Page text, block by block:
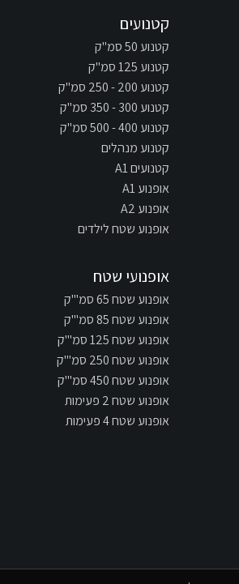
קטנועים
קטנוע 50 סמ"ק
קטנוע 125 סמ"ק
קטנוע 200 - 250 סמ"ק
קטנוע 300 - 350 סמ"ק
קטנוע 400 - 500 סמ"ק
קטנוע מנהלים
קטנועים A1
אופנוע A1
אופנוע A2
אופנוע שטח לילדים
אופנועי שטח
אופנוע שטח 65 סמ"'ק
אופנוע שטח 85 סמ"'ק
אופנוע שטח 125 סמ"'ק
אופנוע שטח 250 סמ"'ק
אופנוע שטח 450 סמ"'ק
אופנוע שטח 2 פעימות
אופנוע שטח 4 פעימות